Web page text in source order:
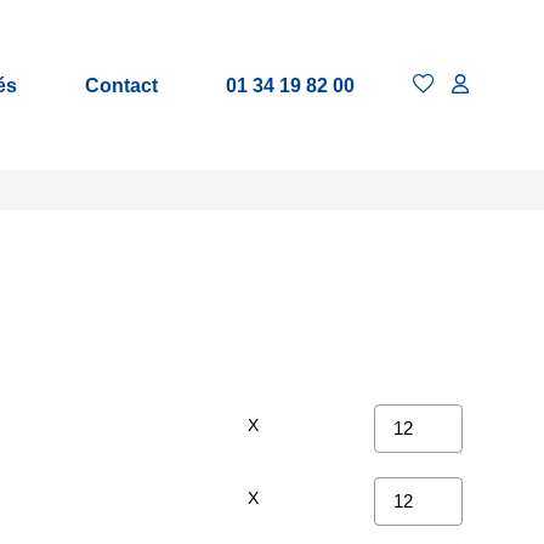
Contact 01 34 19 82 00
X
X